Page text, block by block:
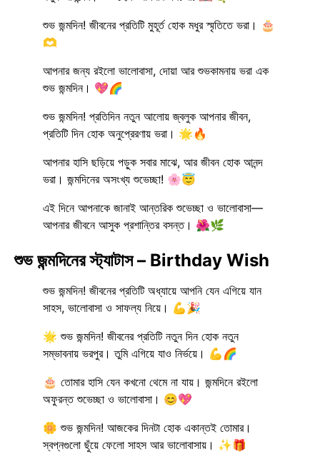
শুভ জন্মদিন! জীবনের প্রতিটি মুহূর্ত হোক মধুর স্মৃতিতে ভরা। 🎂
🫶
আপনার জন্য রইলো ভালোবাসা, দোয়া আর শুভকামনায় ভরা এক
শুভ জন্মদিন। 💖🌈
শুভ জন্মদিন! প্রতিদিন নতুন আলোয় জ্বলুক আপনার জীবন,
প্রতিটি দিন হোক অনুপ্রেরণায় ভরা। 🌟🔥
আপনার হাসি ছড়িয়ে পড়ুক সবার মাঝে, আর জীবন হোক আনন্দ
ভরা। জন্মদিনের অসংখ্য শুভেচ্ছা! 🌸😇
এই দিনে আপনাকে জানাই আন্তরিক শুভেচ্ছা ও ভালোবাসা—
আপনার জীবনে আসুক প্রশান্তির বসন্ত। 🌺🌿
শুভ জন্মদিনের স্ট্যাটাস – Birthday Wish
শুভ জন্মদিন! জীবনের প্রতিটি অধ্যায়ে আপনি যেন এগিয়ে যান
সাহস, ভালোবাসা ও সাফল্য নিয়ে। 💪🎉
🌟 শুভ জন্মদিন! জীবনের প্রতিটি নতুন দিন হোক নতুন
সম্ভাবনায় ভরপুর। তুমি এগিয়ে যাও নির্ভয়ে। 💪🌈
🎂 তোমার হাসি যেন কখনো থেমে না যায়। জন্মদিনে রইলো
অফুরন্ত শুভেচ্ছা ও ভালোবাসা। 😊💖
🌼 শুভ জন্মদিন! আজকের দিনটা হোক একান্তই তোমার।
স্বপ্নগুলো ছুঁয়ে ফেলো সাহস আর ভালোবাসায়। ✨🎁